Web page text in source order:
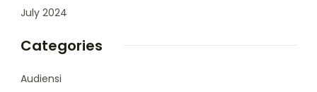
July 2024
Categories
Audiensi